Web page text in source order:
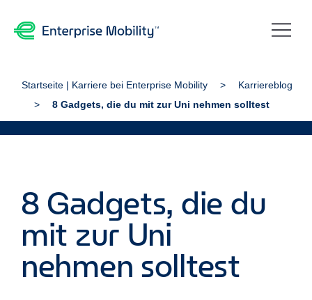
Startseite | Karriere bei Enterprise Mobility
Karriereblog
8 Gadgets, die du mit zur Uni nehmen solltest
8 Gadgets, die du
mit zur Uni
nehmen solltest